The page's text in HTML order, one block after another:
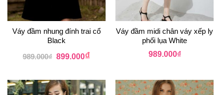
Váy đầm nhung đính trai cổ
Black
989.000₫ 899.000₫
Váy đầm midi chân váy xếp ly
phối lụa White
989.000₫